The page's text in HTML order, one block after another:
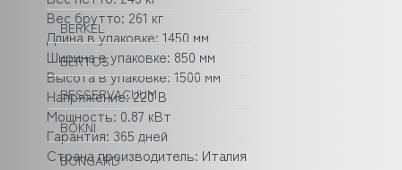
BERKEL
BERTOS
BESSERVACUUM
BOKNI
BONGARD
Вес брутто: 261 кг
Длина в упаковке: 1450 мм
Ширина в упаковке: 850 мм
Высота в упаковке: 1500 мм
Напряжение: 220 В
Мощность: 0.87 кВт
Гарантия: 365 дней
Страна производитель: Италия